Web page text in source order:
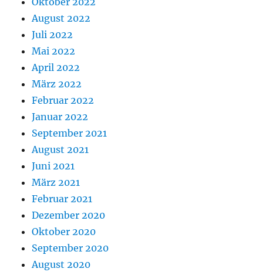
August 2022
Juli 2022
Mai 2022
April 2022
März 2022
Februar 2022
Januar 2022
September 2021
August 2021
Juni 2021
März 2021
Februar 2021
Dezember 2020
Oktober 2020
September 2020
August 2020